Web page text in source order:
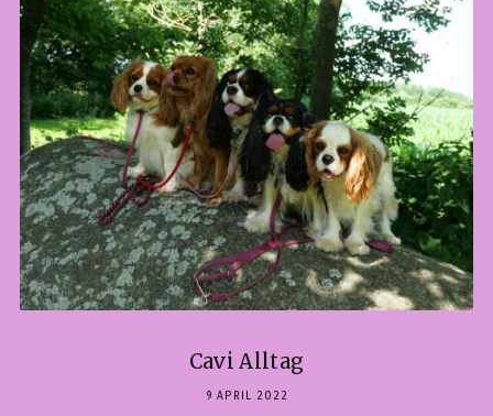
Cavi Alltag
9 APRIL 2022